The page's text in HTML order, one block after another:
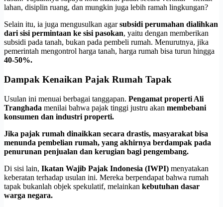
lahan, disiplin ruang, dan mungkin juga lebih ramah lingkungan?
Selain itu, ia juga mengusulkan agarsubsidi perumahan dialihkan
dari sisi permintaan ke sisi pasokan, yaitu dengan memberikan
subsidi pada tanah, bukan pada pembeli rumah. Menurutnya, jika
pemerintah mengontrol harga tanah, harga rumah bisa turun hingga
40-50%.
Dampak Kenaikan Pajak Rumah Tapak
Usulan ini menuai berbagai tanggapan. Pengamat properti Ali
Tranghada menilai bahwa pajak tinggi justru akan membebani
konsumen dan industri properti.
Jika pajak rumah dinaikkan secara drastis, masyarakat bisa
menunda pembelian rumah, yang akhirnya berdampak pada
penurunan penjualan dan kerugian bagi pengembang.
Di sisi lain, Ikatan Wajib Pajak Indonesia (IWPI) menyatakan
keberatan terhadap usulan ini. Mereka berpendapat bahwa rumah
tapak bukanlah objek spekulatif, melainkan kebutuhan dasar
warga negara.